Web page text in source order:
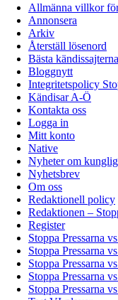
Allmänna villkor
Annonsera
Arkiv
Återställ lösenord
Bästa
Bloggnytt
Integritetspolicy
Kändisar A-Ö
Kontakta oss
Logga in
Mitt konto
Native
Nyheter om
Nyhetsbrev
Om oss
Redaktionell policy
Redaktionen –
Register
Stoppa Pressarna
Stoppa Pressarna
Stoppa Pressarna
Stoppa Pressarna
Stoppa Pressarna